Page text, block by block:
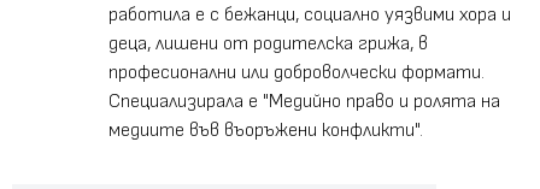
работила е с бежанци, социално уязвими хора и
деца, лишени от родителска грижа, в
професионални или доброволчески формати.
Специализирала е "Медийно право и ролята на
медиите във въоръжени конфликти".